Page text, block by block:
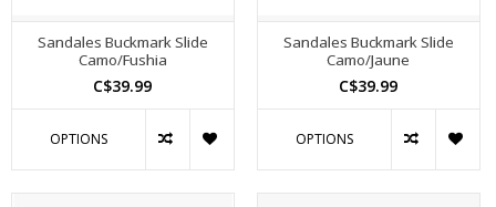
Sandales Buckmark Slide
Camo/Fushia
C$39.99
OPTIONS
Sandales Buckmark Slide
Camo/Jaune
C$39.99
OPTIONS